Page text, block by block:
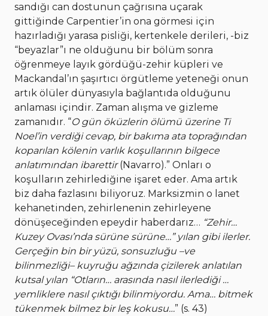
sandığı can dostunun çağrısına uçarak
gittiğinde Carpentier’in ona görmesi için
hazırladığı yarasa pisliği, kertenkele derileri, -biz
“beyazlar”ı ne olduğunu bir bölüm sonra
öğrenmeye layık gördüğü-zehir küpleri ve
Mackandal’ın şaşırtıcı örgütleme yeteneği onun
artık ölüler dünyasıyla bağlantıda olduğunu
anlaması içindir. Zaman alışma ve gizleme
zamanıdır. “O gün öküzlerin ölümü üzerine Ti
Noel’in verdiği cevap, bir bakıma ata toprağından
koparılan kölenin varlık koşullarının bilgece
anlatımından ibarettir(Navarro).” Onları o
koşulların zehirlediğine işaret eder. Ama artık
biz daha fazlasını biliyoruz. Marksizmin o lanet
kehanetinden, zehirlenenin zehirleyene
dönüşeceğinden epeydir haberdarız… “Zehir…
Kuzey Ovası’nda sürüne sürüne…” yılan gibi ilerler.
Gerçeğin bin bir yüzü, sonsuzluğu –ve
bilinmezliği– kuyruğu ağzında çizilerek anlatılan
kutsal yılan “Otların… arasında nasıl ilerlediği …
yemliklere nasıl çıktığı bilinmiyordu. Ama… bitmek
tükenmek bilmez bir leş kokusu…” (s. 43)